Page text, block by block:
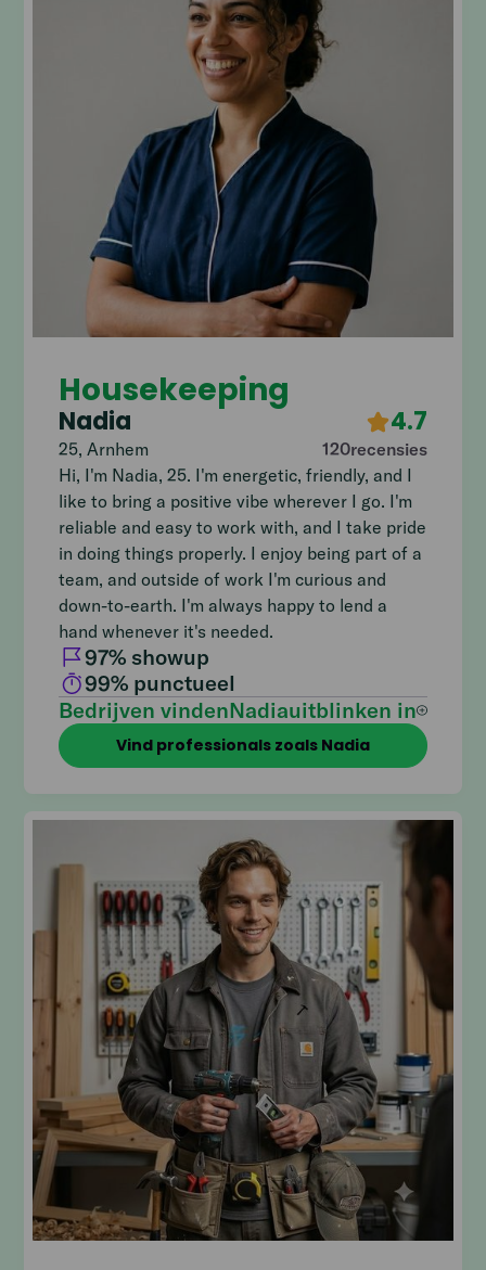
Housekeeping
Nadia 4.7
25, Arnhem 120recensies
Hi, I'm Nadia, 25. I'm energetic, friendly, and I
like to bring a positive vibe wherever I go. I'm
reliable and easy to work with, and I take pride
in doing things properly. I enjoy being part of a
team, and outside of work I'm curious and
down-to-earth. I'm always happy to lend a
hand whenever it's needed.
97% showup
99% punctueel
Bedrijven vindenNadiauitblinken in
Vind professionals zoals Nadia